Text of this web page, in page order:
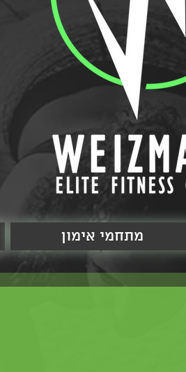
מתחמי אימון